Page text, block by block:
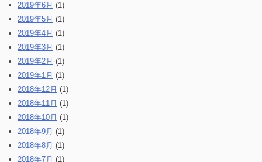
2019年6月 (1)
2019年5月 (1)
2019年4月 (1)
2019年3月 (1)
2019年2月 (1)
2019年1月 (1)
2018年12月 (1)
2018年11月 (1)
2018年10月 (1)
2018年9月 (1)
2018年8月 (1)
2018年7月 (1)